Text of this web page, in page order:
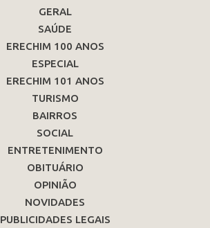
GERAL
SAÚDE
ERECHIM 100 ANOS
ESPECIAL
ERECHIM 101 ANOS
TURISMO
BAIRROS
SOCIAL
ENTRETENIMENTO
OBITUÁRIO
OPINIÃO
NOVIDADES
PUBLICIDADES LEGAIS